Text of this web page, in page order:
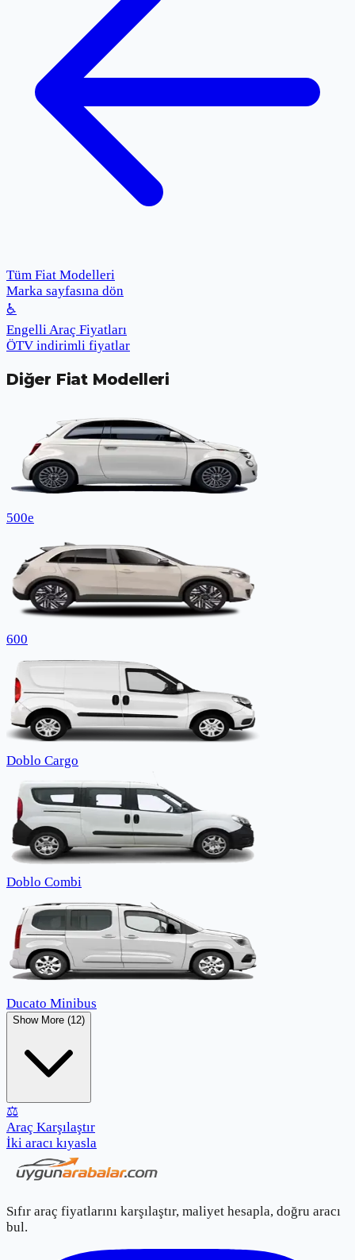
Tüm Fiat Modelleri
Marka sayfasına dön
♿
Engelli Araç Fiyatları
ÖTV indirimli fiyatlar
Diğer Fiat Modelleri
500e
600
Doblo Cargo
Doblo Combi
Ducato Minibus
Show More (12)
⚖️
Araç Karşılaştır
İki aracı kıyasla
Sıfır araç fiyatlarını karşılaştır, maliyet hesapla, doğru aracı
bul.